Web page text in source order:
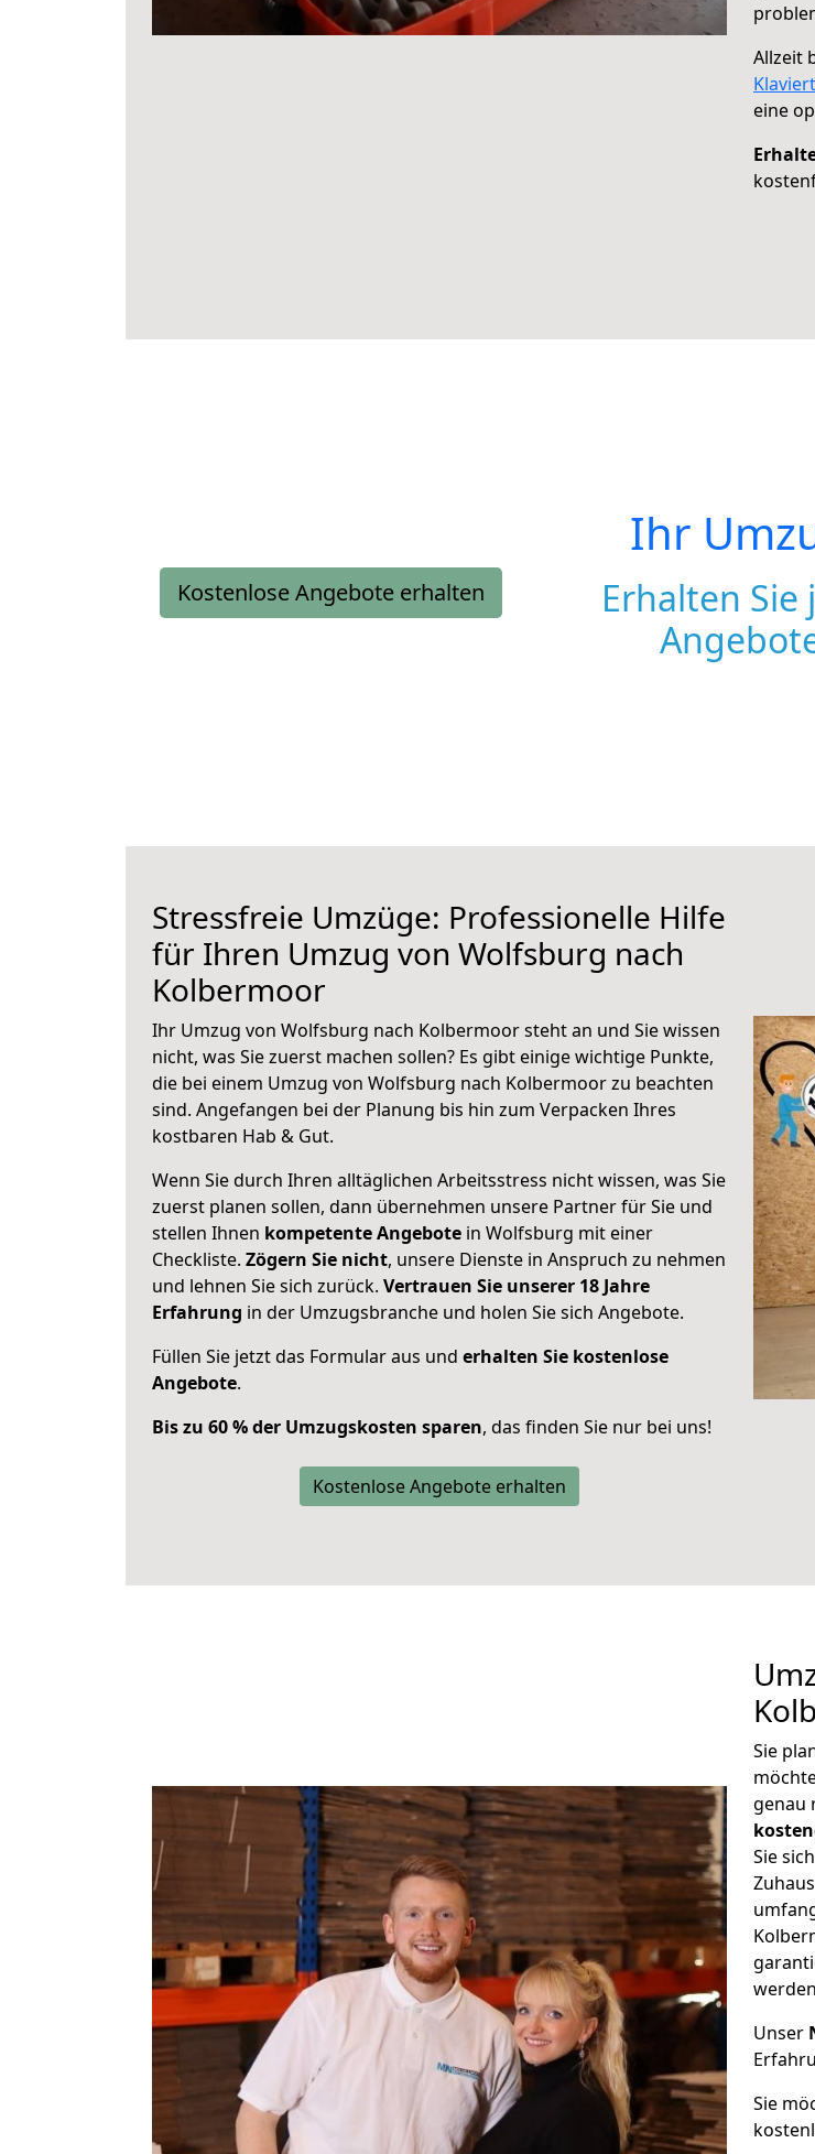
Allzeit
eine
Kostenlose Angebote erhalten
Ihr
Erhalten Sie
Stressfreie Umzüge: Professionelle Hilfe
für Ihren Umzug von Wolfsburg nach
Kolbermoor
Ihr Umzug von Wolfsburg nach Kolbermoor steht an und Sie wissen
nicht, was Sie zuerst machen sollen? Es gibt einige wichtige Punkte,
die bei einem Umzug von Wolfsburg nach Kolbermoor zu beachten
sind. Angefangen bei der Planung bis hin zum Verpacken Ihres
kostbaren Hab & Gut.
Wenn Sie durch Ihren alltäglichen Arbeitsstress nicht wissen, was Sie
zuerst planen sollen, dann übernehmen unsere Partner für Sie und
stellen Ihnen kompetente Angebote in Wolfsburg mit einer
Checkliste. Zögern Sie nicht, unsere Dienste in Anspruch zu nehmen
und lehnen Sie sich zurück. Vertrauen Sie unserer 18 Jahre
Erfahrung in der Umzugsbranche und holen Sie sich Angebote.
Füllen Sie jetzt das Formular aus und erhalten Sie kostenlose
Angebote.
Bis zu 60 % der Umzugskosten sparen, das finden Sie nur bei uns!
Kostenlose Angebote erhalten
Sie
genau
Sie
Unser
Sie